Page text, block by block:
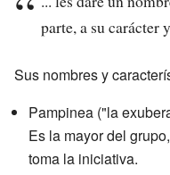
parte, a su carácter
Sus nombres y
Pampinea ("la
Es la mayor del
toma la iniciativa.